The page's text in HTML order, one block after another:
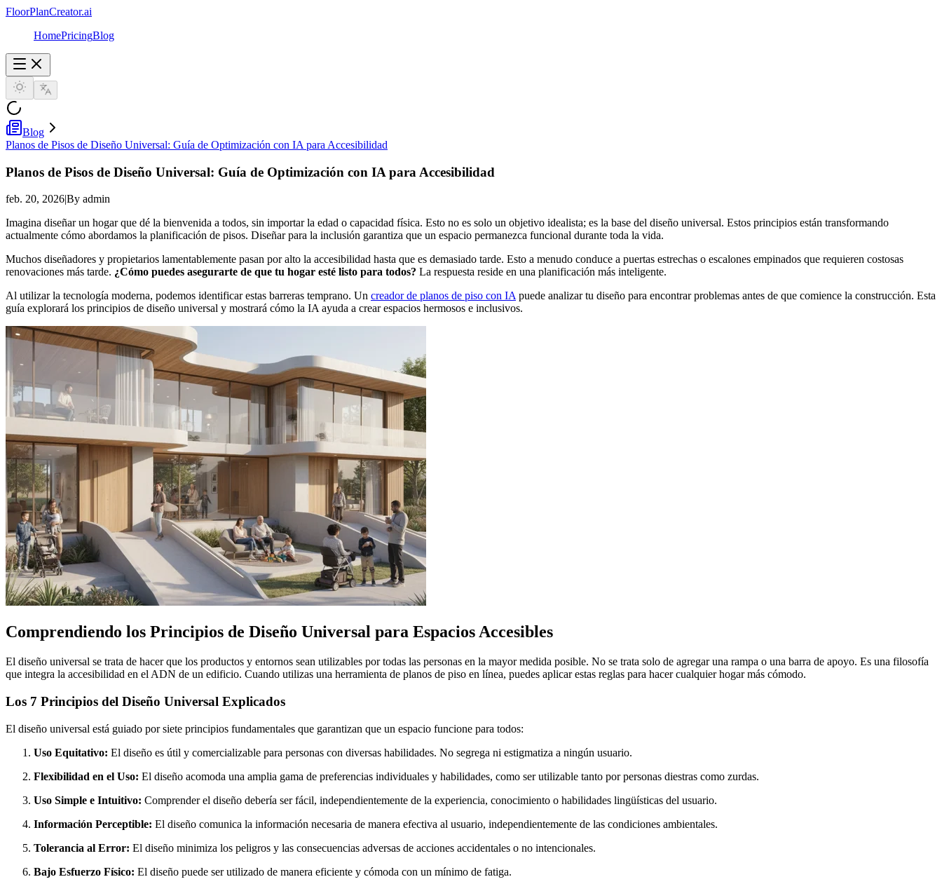
FloorPlanCreator.ai
HomePricingBlog
Blog
Planos de Pisos de Diseño Universal: Guía de Optimización con IA para Accesibilidad
Planos de Pisos de Diseño Universal: Guía de Optimización con IA para Accesibilidad
feb. 20, 2026|By admin
Imagina diseñar un hogar que dé la bienvenida a todos, sin importar la edad o capacidad física. Esto no es solo un objetivo idealista; es la base del diseño universal. Estos principios están transformando
actualmente cómo abordamos la planificación de pisos. Diseñar para la inclusión garantiza que un espacio permanezca funcional durante toda la vida.
Muchos diseñadores y propietarios lamentablemente pasan por alto la accesibilidad hasta que es demasiado tarde. Esto a menudo conduce a puertas estrechas o escalones empinados que requieren costosas
renovaciones más tarde. ¿Cómo puedes asegurarte de que tu hogar esté listo para todos? La respuesta reside en una planificación más inteligente.
Al utilizar la tecnología moderna, podemos identificar estas barreras temprano. Un creador de planos de piso con IApuede analizar tu diseño para encontrar problemas antes de que comience la construcción. Esta
guía explorará los principios de diseño universal y mostrará cómo la IA ayuda a crear espacios hermosos e inclusivos.
Comprendiendo los Principios de Diseño Universal para Espacios Accesibles
El diseño universal se trata de hacer que los productos y entornos sean utilizables por todas las personas en la mayor medida posible. No se trata solo de agregar una rampa o una barra de apoyo. Es una filosofía
que integra la accesibilidad en el ADN de un edificio. Cuando utilizas una herramienta de planos de piso en línea, puedes aplicar estas reglas para hacer cualquier hogar más cómodo.
Los 7 Principios del Diseño Universal Explicados
El diseño universal está guiado por siete principios fundamentales que garantizan que un espacio funcione para todos:
Uso Equitativo: El diseño es útil y comercializable para personas con diversas habilidades. No segrega ni estigmatiza a ningún usuario.
Flexibilidad en el Uso: El diseño acomoda una amplia gama de preferencias individuales y habilidades, como ser utilizable tanto por personas diestras como zurdas.
Uso Simple e Intuitivo: Comprender el diseño debería ser fácil, independientemente de la experiencia, conocimiento o habilidades lingüísticas del usuario.
Información Perceptible: El diseño comunica la información necesaria de manera efectiva al usuario, independientemente de las condiciones ambientales.
Tolerancia al Error: El diseño minimiza los peligros y las consecuencias adversas de acciones accidentales o no intencionales.
Bajo Esfuerzo Físico: El diseño puede ser utilizado de manera eficiente y cómoda con un mínimo de fatiga.